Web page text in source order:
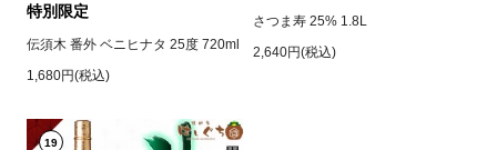
特別限定
伝須木 番外 ベニヒナタ 25度 720ml
1,680円(税込)
さつま寿 25% 1.8L
2,640円(税込)
19